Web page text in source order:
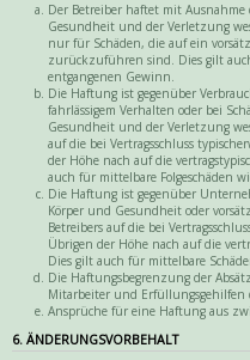
Der Betreiber haftet mit
Gesundheit und der Verletzung
nur für Schäden, die auf ein
zurückzuführen sind. Dies gilt
entgangenen Gewinn.
Die Haftung ist gegenüber
fahrlässigem Verhalten oder bei
Gesundheit und der Verletzung
auf die bei Vertragsschluss
der Höhe nach auf die
auch für mittelbare Folgeschäden
Die Haftung ist gegenüber
Körper und Gesundheit oder
Betreibers auf die bei
Übrigen der Höhe nach auf die
Dies gilt auch für mittelbare
Die Haftungsbegrenzung der
Mitarbeiter und Erfüllungsgehilfen
Ansprüche für eine Haftung aus
6. ÄNDERUNGSVORBEHALT